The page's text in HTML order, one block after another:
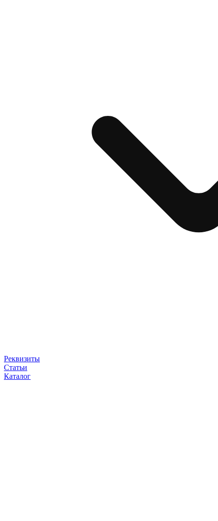
Реквизиты
Статьи
Каталог